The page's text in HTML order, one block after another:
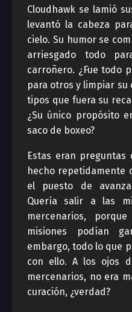
Cloudhawk se lamió
levantó la cabeza
cielo. Su humor se
arriesgado todo
carroñero. ¿Fue todo
para otros y limpiar su
tipos que fuera su
¿Su único propósito
saco de boxeo?
Estas eran preguntas
hecho repetidamente
el puesto de
Quería salir a las
mercenarios,
misiones podían
embargo, todo lo que
con ello. A los ojos
mercenarios, no era
curación, ¿verdad?